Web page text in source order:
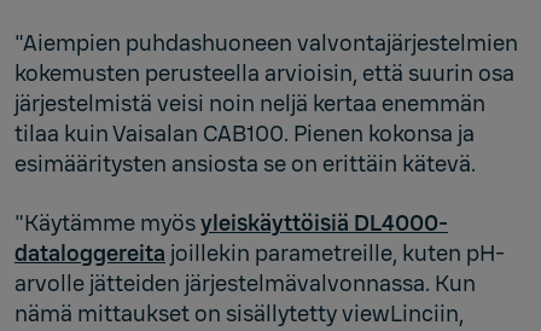
"Aiempien puhdashuoneen valvontajärjestelmien
kokemusten perusteella arvioisin, että suurin osa
järjestelmistä veisi noin neljä kertaa enemmän
tilaa kuin Vaisalan CAB100. Pienen kokonsa ja
esimääritysten ansiosta se on erittäin kätevä.
"Käytämme myösyleiskäyttöisiä DL4000-
dataloggereita joillekin parametreille, kuten pH-
arvolle jätteiden järjestelmävalvonnassa. Kun
nämä mittaukset on sisällytetty viewLinciin,